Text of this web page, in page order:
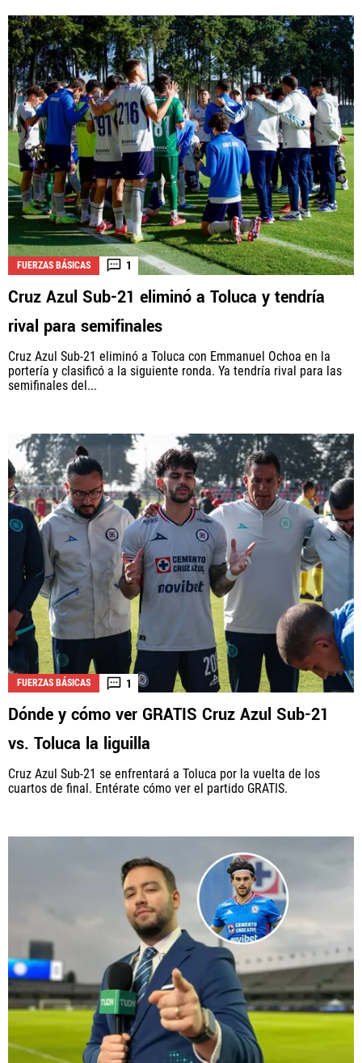
FUERZAS BÁSICAS 1
Cruz Azul Sub-21 eliminó a Toluca y tendría
rival para semifinales
Cruz Azul Sub-21 eliminó a Toluca con Emmanuel Ochoa en la
portería y clasificó a la siguiente ronda. Ya tendría rival para las
semifinales del...
FUERZAS BÁSICAS 1
Dónde y cómo ver GRATIS Cruz Azul Sub-21
vs. Toluca la liguilla
Cruz Azul Sub-21 se enfrentará a Toluca por la vuelta de los
cuartos de final. Entérate cómo ver el partido GRATIS.